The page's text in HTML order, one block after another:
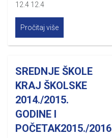
12.4 12.4
Pročitaj više
SREDNJE ŠKOLE
KRAJ ŠKOLSKE
2014./2015.
GODINE I
POČETAK2015./2016